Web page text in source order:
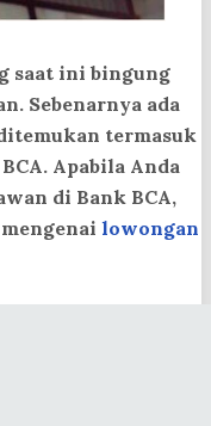
saat ini bingung
Sebenarnya ada
termasuk
Apabila Anda
di Bank BCA,
lowongan